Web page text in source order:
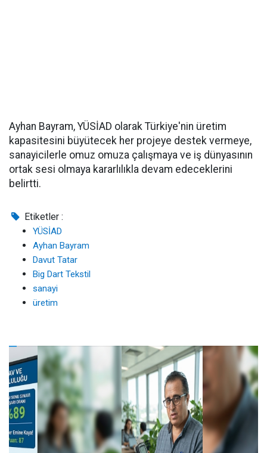
Ayhan Bayram, YÜSİAD olarak Türkiye'nin üretim
kapasitesini büyütecek her projeye destek vermeye,
sanayicilerle omuz omuza çalışmaya ve iş dünyasının
ortak sesi olmaya kararlılıkla devam edeceklerini
belirtti.
Etiketler :
YÜSİAD
Ayhan Bayram
Davut Tatar
Big Dart Tekstil
sanayi
üretim